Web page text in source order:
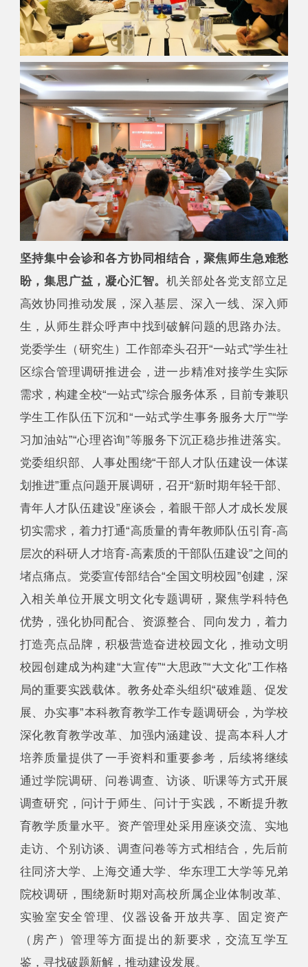
坚持集中会诊和各方协同相结合，聚焦师生急难愁
盼，集思广益，凝心汇智。机关部处各党支部立足
高效协同推动发展，深入基层、深入一线、深入师
生，从师生群众呼声中找到破解问题的思路办法。
党委学生（研究生）工作部牵头召开“一站式”学生社
区综合管理调研推进会，进一步精准对接学生实际
需求，构建全校“一站式”综合服务体系，目前专兼职
学生工作队伍下沉和“一站式学生事务服务大厅”“学
习加油站”“心理咨询”等服务下沉正稳步推进落实。
党委组织部、人事处围绕“干部人才队伍建设一体谋
划推进”重点问题开展调研，召开“新时期年轻干部、
青年人才队伍建设”座谈会，着眼干部人才成长发展
切实需求，着力打通“高质量的青年教师队伍引育-高
层次的科研人才培育-高素质的干部队伍建设”之间的
堵点痛点。党委宣传部结合“全国文明校园”创建，深
入相关单位开展文明文化专题调研，聚焦学科特色
优势，强化协同配合、资源整合、同向发力，着力
打造亮点品牌，积极营造奋进校园文化，推动文明
校园创建成为构建“大宣传”“大思政”“大文化”工作格
局的重要实践载体。教务处牵头组织“破难题、促发
展、办实事”本科教育教学工作专题调研会，为学校
深化教育教学改革、加强内涵建设、提高本科人才
培养质量提供了一手资料和重要参考，后续将继续
通过学院调研、问卷调查、访谈、听课等方式开展
调查研究，问计于师生、问计于实践，不断提升教
育教学质量水平。资产管理处采用座谈交流、实地
走访、个别访谈、调查问卷等方式相结合，先后前
往同济大学、上海交通大学、华东理工大学等兄弟
院校调研，围绕新时期对高校所属企业体制改革、
实验室安全管理、仪器设备开放共享、固定资产
（房产）管理等方面提出的新要求，交流互学互
鉴，寻找破题新解，推动建设发展。